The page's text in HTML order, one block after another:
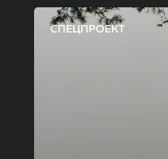
СПЕЦПРОЕКТ